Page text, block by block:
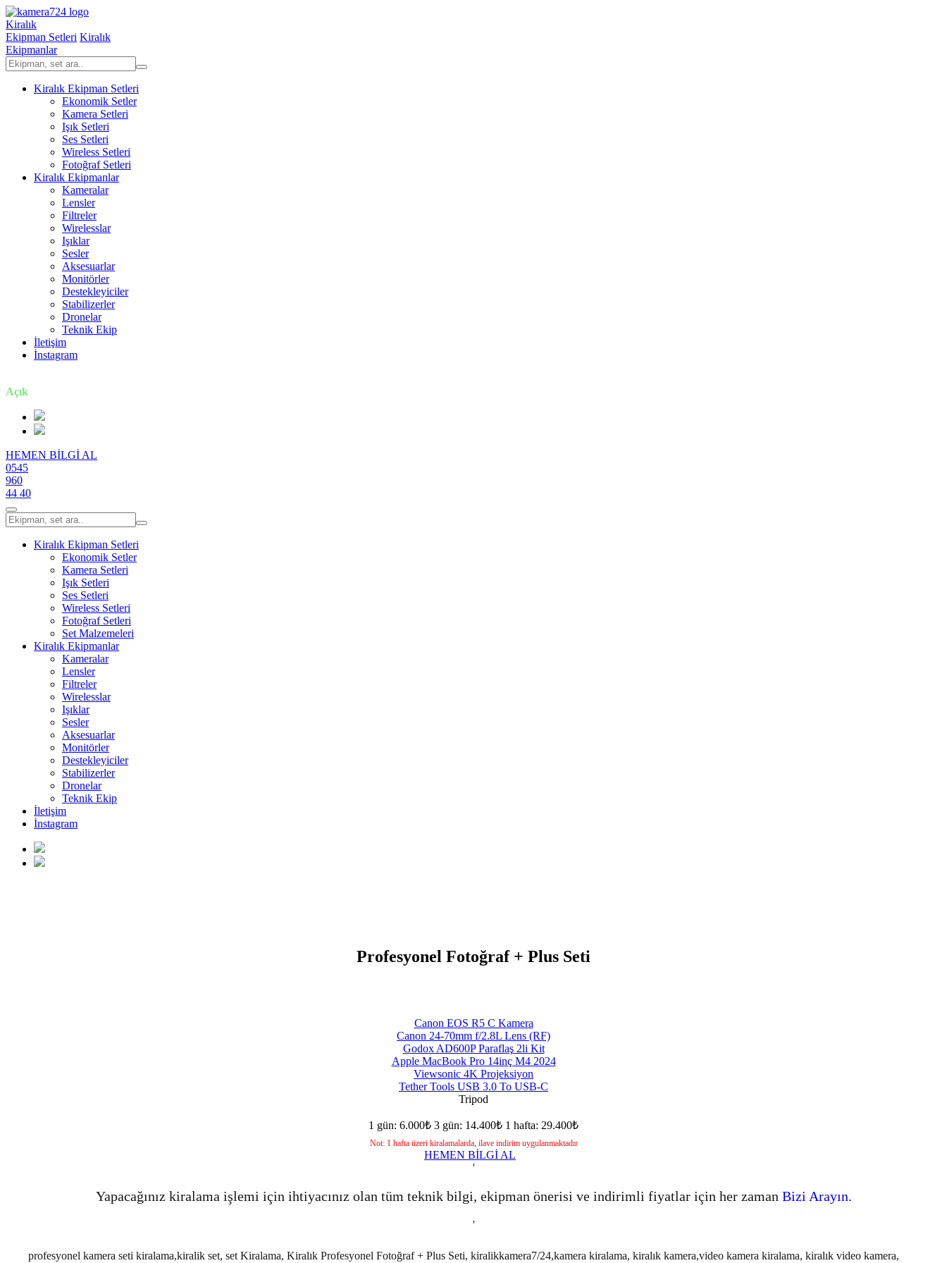
Kiralık
Ekipman Setleri Kiralık
Ekipmanlar
Kiralık Ekipman Setleri
Ekonomik Setler
Kamera Setleri
Işık Setleri
Ses Setleri
Wireless Setleri
Fotoğraf Setleri
Kiralık Ekipmanlar
Kameralar
Lensler
Filtreler
Wirelesslar
Işıklar
Sesler
Aksesuarlar
Monitörler
Destekleyiciler
Stabilizerler
Dronelar
Teknik Ekip
İletişim
İnstagram
Açık
HEMEN BİLGİ AL
0545
960
44 40
Kiralık Ekipman Setleri
Ekonomik Setler
Kamera Setleri
Işık Setleri
Ses Setleri
Wireless Setleri
Fotoğraf Setleri
Set Malzemeleri
Kiralık Ekipmanlar
Kameralar
Lensler
Filtreler
Wirelesslar
Işıklar
Sesler
Aksesuarlar
Monitörler
Destekleyiciler
Stabilizerler
Dronelar
Teknik Ekip
İletişim
İnstagram
Profesyonel Fotoğraf + Plus Seti
Canon EOS R5 C Kamera
Canon 24-70mm f/2.8L Lens (RF)
Godox AD600P Paraflaş 2li Kit
Apple MacBook Pro 14inç M4 2024
Viewsonic 4K Projeksiyon
Tether Tools USB 3.0 To USB-C
Tripod
1 gün: 6.000₺ 3 gün: 14.400₺ 1 hafta: 29.400₺
Not: 1 hafta üzeri kiralamalarda, ilave indirim uygulanmaktadır
HEMEN BİLGİ AL
'
Yapacağınız kiralama işlemi için ihtiyacınız olan tüm teknik bilgi, ekipman önerisi ve indirimli fiyatlar için her zaman Bizi Arayın.
'
profesyonel kamera seti kiralama,kiralik set, set Kiralama, Kiralık Profesyonel Fotoğraf + Plus Seti, kiralikkamera7/24,kamera kiralama, kiralık kamera,video kamera kiralama, kiralık video kamera,